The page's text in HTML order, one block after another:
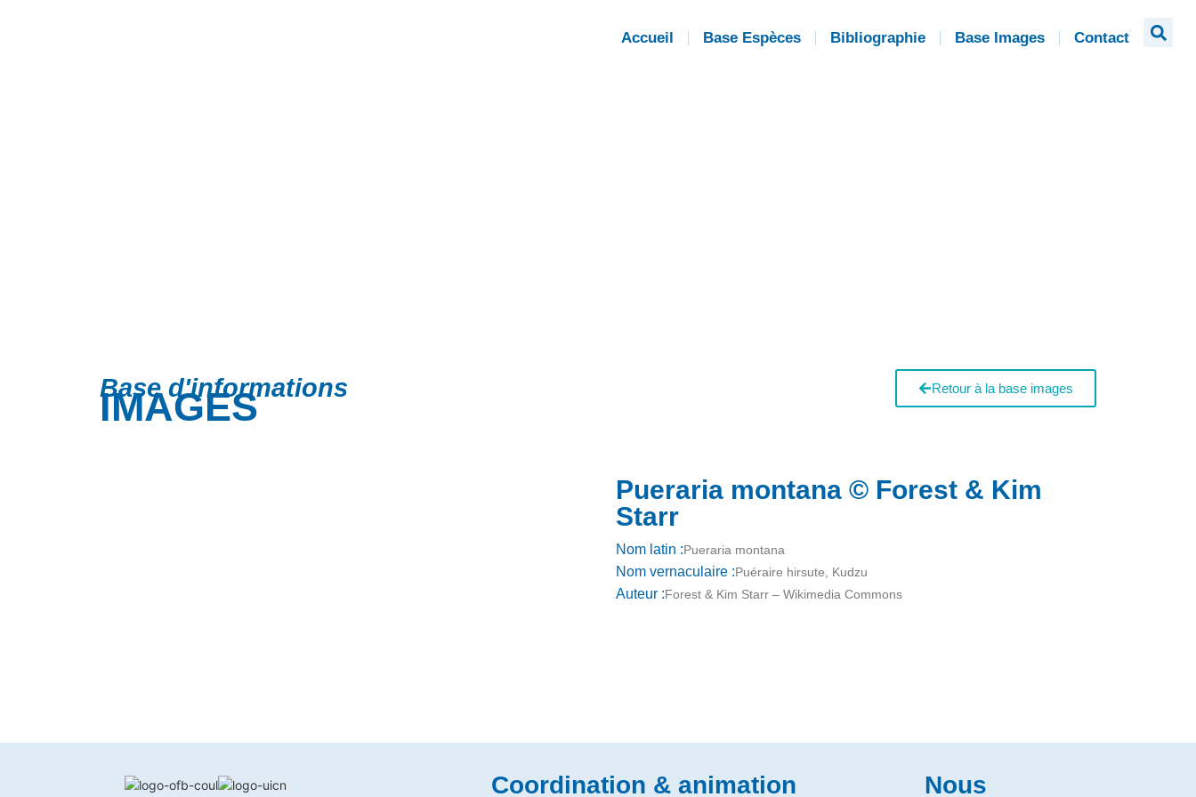
Accueil Base Espèces Bibliographie Base Images Contact
Base d'informations
IMAGES Retour à la base images
Pueraria montana © Forest & Kim
Starr
Nom latin :Pueraria montana
Nom vernaculaire :Puéraire hirsute, Kudzu
Auteur :Forest & Kim Starr – Wikimedia Commons
Coordination & animation
Nous